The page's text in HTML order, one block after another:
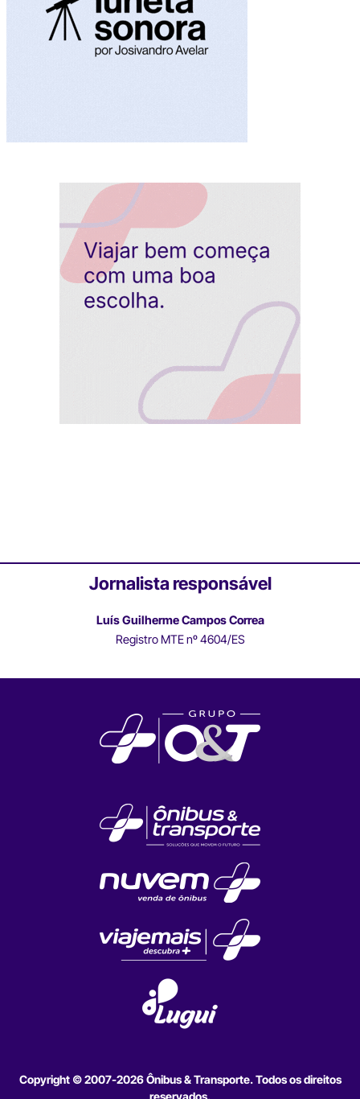
Jornalista responsável
Luís Guilherme Campos Correa
Registro MTE nº 4604/ES
Copyright © 2007-2026 Ônibus & Transporte. Todos os direitos
reservados.